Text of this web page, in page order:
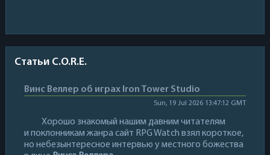
Статьи C.O.R.E.
Винс Веллер об играх Iron Tower Studio
Sun, 19 Jul 2026 13:47:12 GMT
Хорошо знакомый нашим давним читателям
и поклонникам жанра сайт RPG Watch взял короткое,
но небезынтересное интервью у местного божества